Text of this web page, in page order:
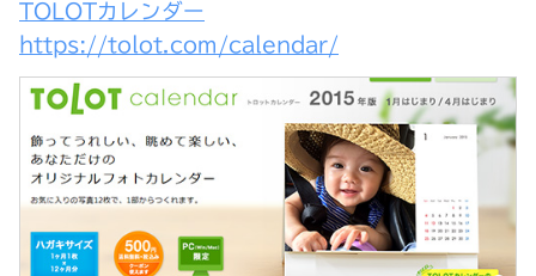
TOLOTカレンダー
https://tolot.com/calendar/